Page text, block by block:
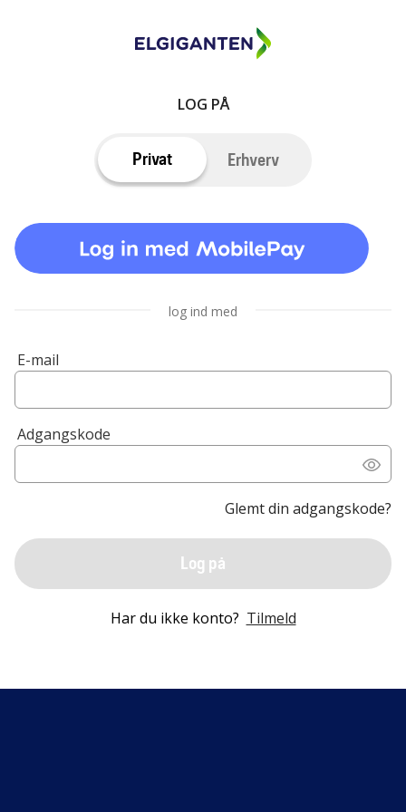
LOG PÅ
Privat Erhverv
log ind med
E-mail
Adgangskode
Glemt din adgangskode?
Log på
Har du ikke konto? Tilmeld